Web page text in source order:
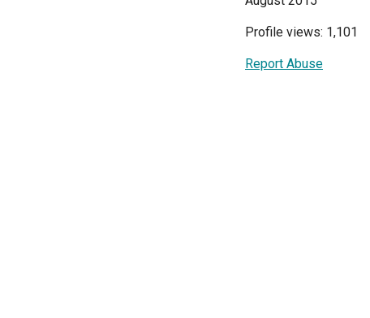
Profile views: 1,101
Report Abuse